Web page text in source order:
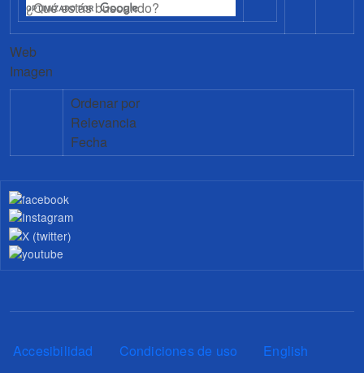
Web
Imagen
Ordenar por
Relevancia
Fecha
Pie de página
Accesibilidad Condiciones de uso
English